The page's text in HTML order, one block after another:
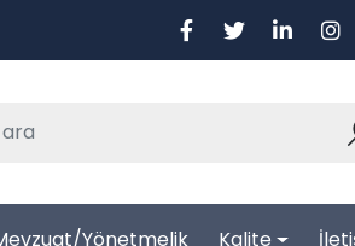
Yönetmelik Kalite